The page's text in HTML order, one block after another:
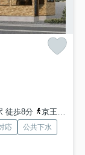
徒歩8分 京王相模原線「橋本」駅 徒歩8分
応
公共下水